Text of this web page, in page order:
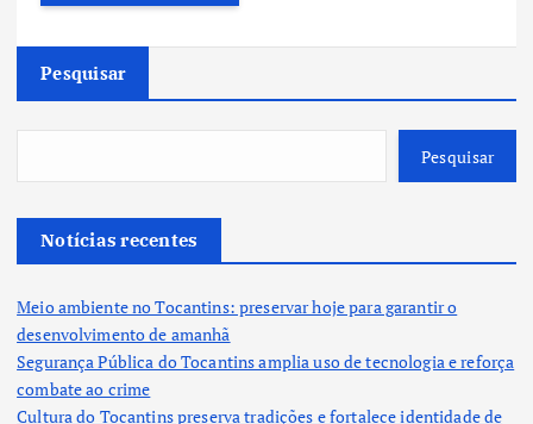
Pesquisar
Pesquisar
Notícias recentes
Meio ambiente no Tocantins: preservar hoje para garantir o
desenvolvimento de amanhã
Segurança Pública do Tocantins amplia uso de tecnologia e reforça
combate ao crime
Cultura do Tocantins preserva tradições e fortalece identidade de